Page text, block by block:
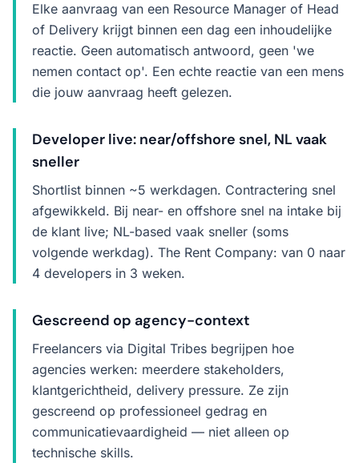
Elke aanvraag van een Resource Manager of Head
of Delivery krijgt binnen een dag een inhoudelijke
reactie. Geen automatisch antwoord, geen 'we
nemen contact op'. Een echte reactie van een mens
die jouw aanvraag heeft gelezen.
Developer live: near/offshore snel, NL vaak
sneller
Shortlist binnen ~5 werkdagen. Contractering snel
afgewikkeld. Bij near- en offshore snel na intake bij
de klant live; NL-based vaak sneller (soms
volgende werkdag). The Rent Company: van 0 naar
4 developers in 3 weken.
Gescreend op agency-context
Freelancers via Digital Tribes begrijpen hoe
agencies werken: meerdere stakeholders,
klantgerichtheid, delivery pressure. Ze zijn
gescreend op professioneel gedrag en
communicatievaardigheid — niet alleen op
technische skills.